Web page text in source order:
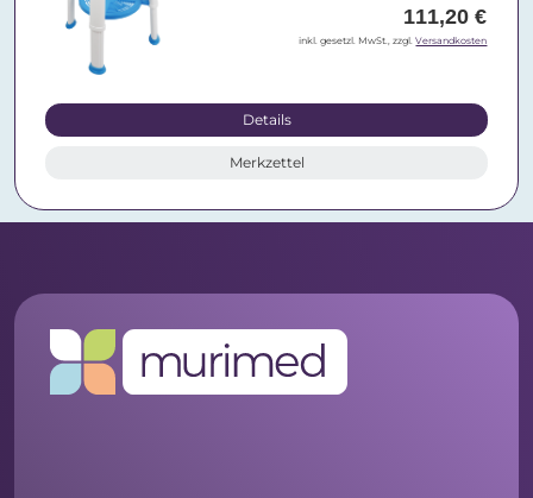
111,20 €
inkl. gesetzl. MwSt., zzgl.Versandkosten
Details
Merkzettel